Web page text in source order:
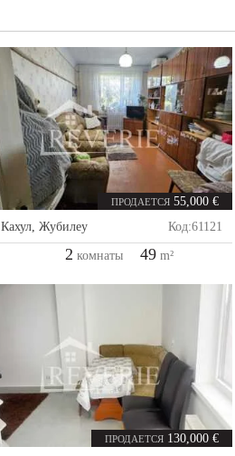
ПРОДАЕТСЯ 55,000 €
Кахул,Жубилеу Код:61121
2 комнаты 49m²
ПРОДАЕТСЯ 130,000 €